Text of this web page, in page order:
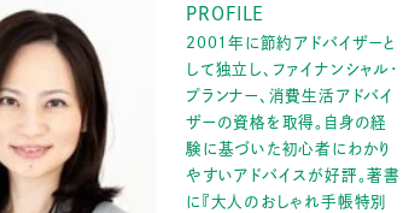
PROFILE
2001年に節約アドバイザーと
して独立し、ファイナンシャル・
プランナー、消費生活アドバイ
ザーの資格を取得。自身の経
験に基づいた初心者にわかり
やすいアドバイスが好評。著書
に『大人のおしゃれ手帳特別